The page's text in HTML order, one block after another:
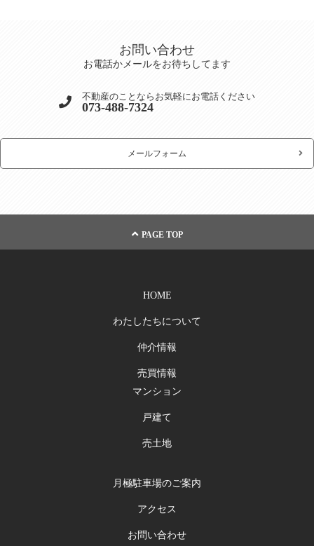
お問い合わせ
お電話かメールをお待ちしてます
不動産のことならお気軽にお電話ください
073-488-7324
メールフォーム
PAGE TOP
HOME
わたしたちについて
仲介情報
売買情報
マンション
戸建て
売土地
月極駐車場のご案内
アクセス
お問い合わせ